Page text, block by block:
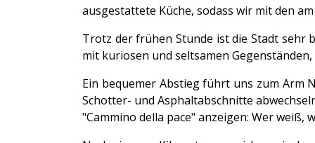
ausgestattete Küche, sodass wir mit den
Trotz der frühen Stunde ist die Stadt sehr
mit kuriosen und seltsamen
Ein bequemer Abstieg führt uns zum Arm
Schotter- und Asphaltabschnitte
"Cammino della pace" anzeigen: Wer